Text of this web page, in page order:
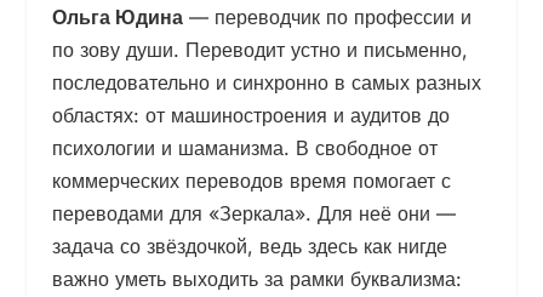
Ольга Юдина— переводчик по профессии и
по зову души. Переводит устно и письменно,
последовательно и синхронно в самых разных
областях: от машиностроения и аудитов до
психологии и шаманизма. В свободное от
коммерческих переводов время помогает с
переводами для «Зеркала». Для неё они —
задача со звёздочкой, ведь здесь как нигде
важно уметь выходить за рамки буквализма: